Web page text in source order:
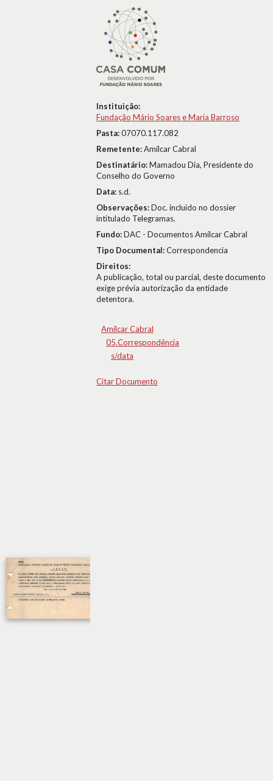
Instituição:
Fundação Mário Soares e Maria Barroso
Pasta:07070.117.082
Remetente:Amílcar Cabral
Destinatário:Mamadou Dia, Presidente do
Conselho do Governo
Data: s.d.
Observações:Doc. incluído no dossier
intitulado Telegramas.
Fundo:DAC - Documentos Amílcar Cabral
Tipo Documental:Correspondencia
Direitos:
A publicação, total ou parcial, deste documento
exige prévia autorização da entidade
detentora.
Amílcar Cabral
05.Correspondência
s/data
Citar Documento